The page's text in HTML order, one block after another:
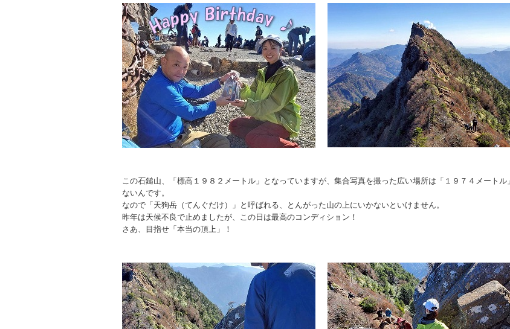
この石鎚山、「標高１９８２メートル」となっていますが、集合写真を撮った広い場所は「１９７４メートル
ないんです。
なので「天狗岳（てんぐだけ）」と呼ばれる、とんがった山の上にいかないといけません。
昨年は天候不良で止めましたが、この日は最高のコンディション！
さあ、目指せ「本当の頂上」！